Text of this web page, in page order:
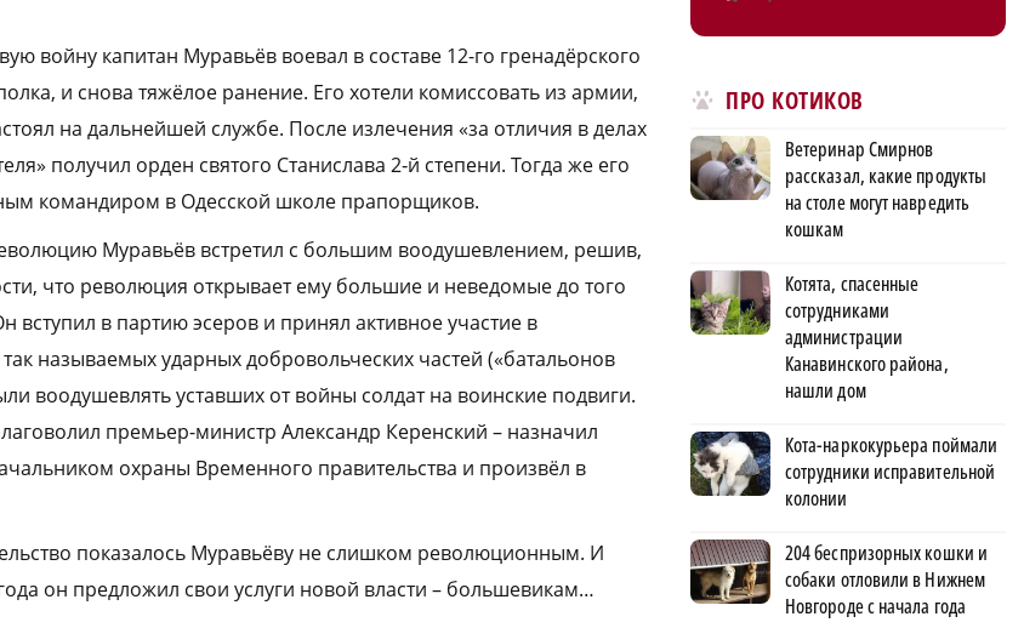
войну капитан Муравьёв воевал в составе 12-го гренадёрского
и снова тяжёлое ранение. Его хотели комиссовать из армии,
на дальнейшей службе. После излечения «за отличия в делах
получил орден святого Станислава 2‑й степени. Тогда же его
командиром в Одесской школе прапорщиков.
Муравьёв встретил с большим воодушевлением, решив,
что революция открывает ему большие и неведомые до того
вступил в партию эсеров и принял активное участие в
называемых ударных добровольческих частей («батальонов
воодушевлять уставших от войны солдат на воинские подвиги.
премьер-министр Александр Керенский – назначил
охраны Временного правительства и произвёл в
показалось Муравьёву не слишком революционным. И
он предложил свои услуги новой власти – большевикам…
ПРО КОТИКОВ
Ветеринар Смирнов
рассказал, какие продукты
на столе могут навредить
кошкам
Котята, спасенные
сотрудниками
администрации
Канавинского района,
нашли дом
Кота-наркокурьера поймали
сотрудники исправительной
колонии
204 беспризорных кошки и
собаки отловили в Нижнем
Новгороде с начала года